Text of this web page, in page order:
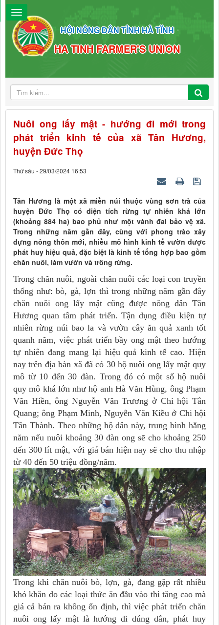
HỘI NÔNG DÂN TỈNH HÀ TĨNH
HA TINH FARMER'S UNION
Nuôi ong lấy mật - hướng đi mới trong
phát triển kinh tế của xã Tân Hương,
huyện Đức Thọ
Thứ sáu - 29/03/2024 16:53
Tân Hương là một xã miền núi thuộc vùng sơn trà của
huyện Đức Thọ có diện tích rừng tự nhiên khá lớn
(khoảng 884 ha) bao phủ như một vành đai bảo vệ xã.
Trong những năm gần đây, cùng với phong trào xây
dựng nông thôn mới, nhiều mô hình kinh tế vườn được
phát huy hiệu quả, đặc biệt là kinh tế tổng hợp bao gồm
chăn nuôi, làm vườn và trồng rừng.
Trong chăn nuôi, ngoài chăn nuôi các loại con truyền
thống như: bò, gà, lợn thì trong những năm gần đây
chăn nuôi ong lấy mật cũng được nông dân Tân
Hương quan tâm phát triển. Tận dụng điều kiện tự
nhiên rừng núi bao la và vườn cây ăn quả xanh tốt
quanh năm, việc phát triển bầy ong mật theo hướng
tự nhiên đang mang lại hiệu quả kinh tế cao. Hiện
nay trên địa bàn xã đã có 30 hộ nuôi ong lấy mật quy
mô từ 10 đến 30 đàn. Trong đó có một số hộ nuôi
quy mô khá lớn như hộ anh Hà Văn Hùng, ông Phạm
Văn Hiền, ông Nguyễn Văn Trương ở Chi hội Tân
Quang; ông Phạm Minh, Nguyễn Văn Kiều ở Chi hội
Tân Thành. Theo những hộ dân này, trung bình hằng
năm nếu nuôi khoảng 30 đàn ong sẽ cho khoảng 250
đến 300 lít mật, với giá bán hiện nay sẽ cho thu nhập
từ 40 đến 50 triệu đồng/năm.
Trong khi chăn nuôi bò, lợn, gà, đang gặp rất nhiều
khó khăn do các loại thức ăn đầu vào thì tăng cao mà
giá cả bán ra không ổn định, thì việc phát triển chăn
nuôi ong lấy mật là hướng đi đúng đắn, phát huy